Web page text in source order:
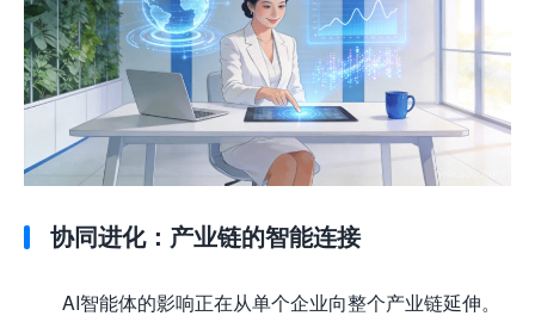
协同进化：产业链的智能连接
AI智能体的影响正在从单个企业向整个产业链延伸。